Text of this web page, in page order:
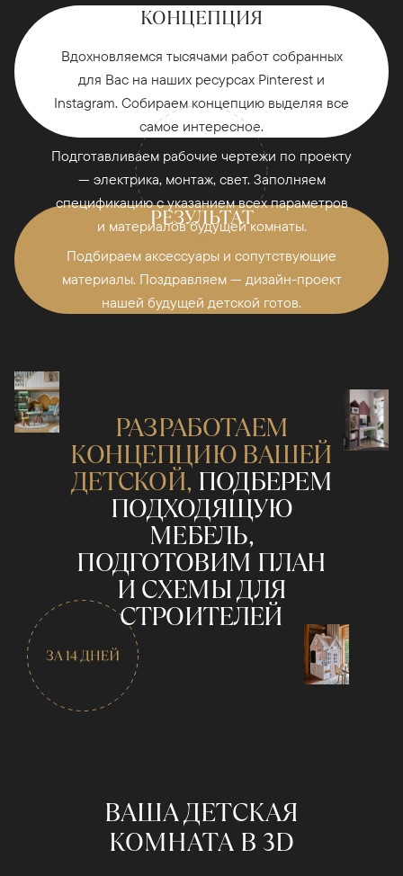
КОНЦЕПЦИЯ
Вдохновляемся тысячами работ собранных
для Вас на наших ресурсах Pinterest и
Instagram. Собираем концепцию выделяя все
самое интересное.
СПЕЦИФИКАЦИИ
Подготавливаем рабочие чертежи по проекту
— электрика, монтаж, свет. Заполняем
спецификацию с указанием всех параметров
и материалов будущей комнаты.
РЕЗУЛЬТАТ
Подбираем аксессуары и сопутствующие
материалы. Поздравляем — дизайн-проект
нашей будущей детской готов.
РАЗРАБОТАЕМ
КОНЦЕПЦИЮ ВАШЕЙ
ДЕТСКОЙ, ПОДБЕРЕМ
ПОДХОДЯЩУЮ
МЕБЕЛЬ,
ПОДГОТОВИМ ПЛАН
И СХЕМЫ ДЛЯ
СТРОИТЕЛЕЙ
ВАША ДЕТСКАЯ
КОМНАТА В 3D